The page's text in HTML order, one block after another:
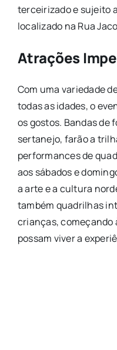
terceirizado e sujeito
localizado na Rua
Atrações
Com uma variedade
todas as idades, o
os gostos. Bandas de
sertanejo, farão a
performances de
aos sábados e
a arte e a cultura
também quadrilhas
crianças, começando
possam viver a